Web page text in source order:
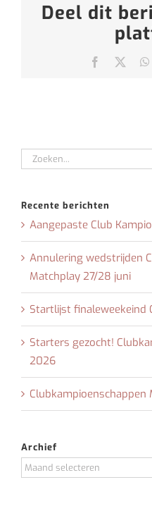
Deel dit
Facebook
Zoeken
naar:
Recente berichten
Aangepaste Club
Annulering wedstrijden
Matchplay 27/28 juni
Startlijst finaleweekeind
Starters gezocht!
2026
Archief
Archief